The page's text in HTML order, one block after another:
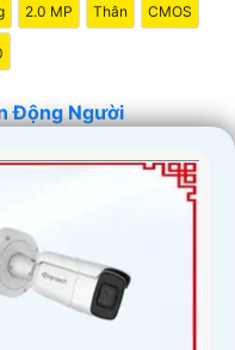
2.0 MP Thân CMOS
Động Người